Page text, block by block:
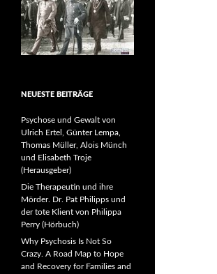
NEUESTE BEITRÄGE
Psychose und Gewalt von
Ulrich Ertel, Günter Lempa,
Thomas Müller, Alois Münch
und Elisabeth Troje
(Herausgeber)
Die Therapeutin und ihre
Mörder. Dr. Pat Philipps und
der tote Klient von Philippa
Perry (Hörbuch)
Why Psychosis Is Not So
Crazy. A Road Map to Hope
and Recovery for Families and